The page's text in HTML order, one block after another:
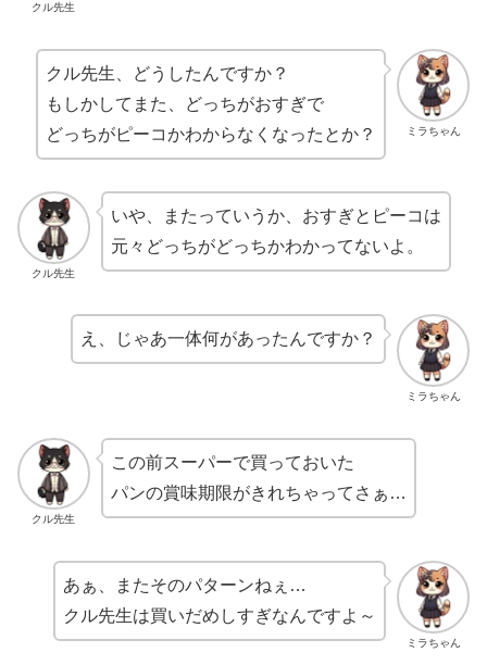
クル先生
ミラちゃん
クル先生、どうしたんですか？
もしかしてまた、どっちがおすぎで
どっちがピーコかわからなくなったとか？
クル先生
いや、またっていうか、おすぎとピーコは
元々どっちがどっちかわかってないよ。
ミラちゃん
え、じゃあ一体何があったんですか？
クル先生
この前スーパーで買っておいた
パンの賞味期限がきれちゃってさぁ…
ミラちゃん
あぁ、またそのパターンねぇ…
クル先生は買いだめしすぎなんですよ～